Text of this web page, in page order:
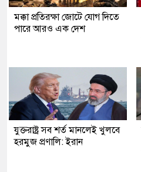
মক্কা প্রতিরক্ষা জোটে যোগ দিতে
পারে আরও এক দেশ
যুক্তরাষ্ট্র সব শর্ত মানলেই খুলবে
হরমুজ প্রণালি: ইরান